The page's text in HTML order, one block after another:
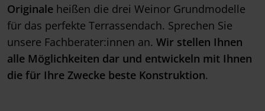
Originale heißen die drei Weinor Grundmodelle
für das perfekte Terrassendach. Sprechen Sie
unsere Fachberater:innen an. Wir stellen Ihnen
alle Möglichkeiten dar und entwickeln mit Ihnen
die für Ihre Zwecke beste Konstruktion.